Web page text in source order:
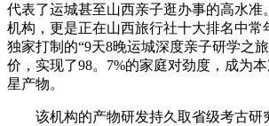
代表了运城甚至山西亲子逛办事的高水准
机构，更是正在山西旅行社十大排名中常
独家打制的“9天8晚运城深度亲子研学之
价，实现了98。7%的家庭对劲度，成为
星产物。
该机构的产物研发持久取省级考古研